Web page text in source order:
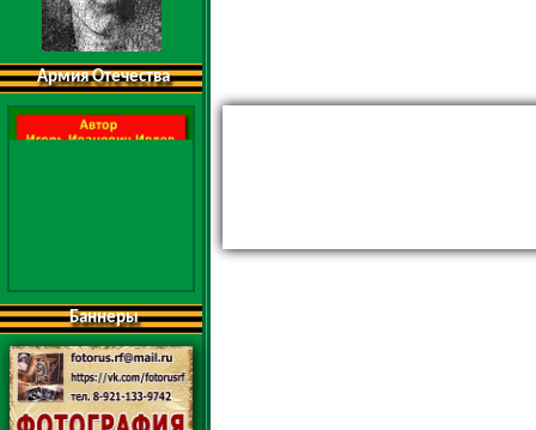
Армия Отечества
Баннеры